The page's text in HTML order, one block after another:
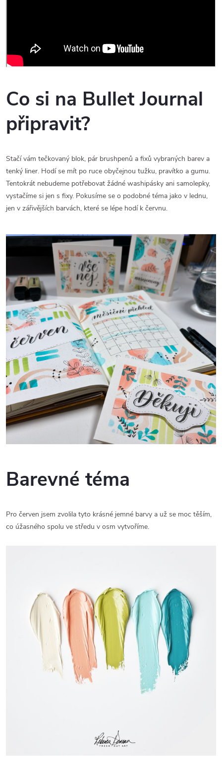
Co si na Bullet Journal
připravit?
Stačí vám tečkovaný blok, pár brushpenů a fixů vybraných barev a
tenký liner. Hodí se mít po ruce obyčejnou tužku, pravítko a gumu.
Tentokrát nebudeme potřebovat žádné washipásky ani samolepky,
vystačíme si jen s fixy. Pokusíme se o podobné téma jako v lednu,
jen v zářivějších barvách, které se lépe hodí k červnu.
Barevné téma
Pro červen jsem zvolila tyto krásné jemné barvy a už se moc těším,
co úžasného spolu ve středu v osm vytvoříme.